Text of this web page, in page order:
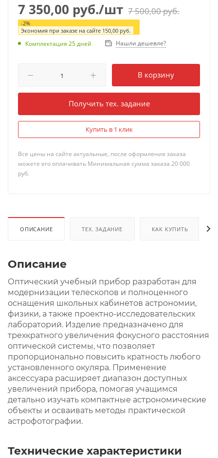
7 350,00 руб./шт 7 500,00руб.
-2%
Экономия при заказе на сайте 150,00 руб.
Комплектация 25 дней Нашли дешевле?
В корзину
Получить тех. задание
Купить в 1 клик
Все цены на сайте актуальные, после оформления заказа
можете его оплачивать Минимальная сумма заказа 20 000
руб.
ОПИСАНИЕ ТЕХ. ЗАДАНИЕ КАК КУПИТЬ
Описание
Оптический учебный прибор разработан для
модернизации телескопов и полноценного
оснащения школьных кабинетов астрономии,
физики, а также проектно-исследовательских
лабораторий. Изделие предназначено для
трехкратного увеличения фокусного расстояния
оптической системы, что позволяет
пропорционально повысить кратность любого
установленного окуляра. Применение
аксессуара расширяет диапазон доступных
увеличений прибора, помогая учащимся
детально изучать компактные астрономические
объекты и осваивать методы практической
астрофотографии.
Технические характеристики